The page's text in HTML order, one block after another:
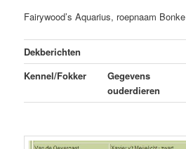
Fairywood’s Aquarius, roepnaam Bonke
Dekberichten
Kennel/Fokker
Gegevens
ouderdieren